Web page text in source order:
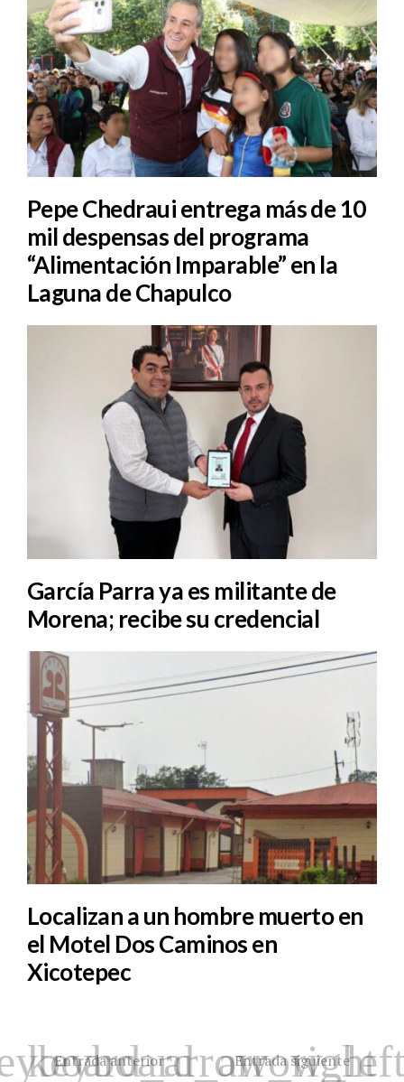
Pepe Chedraui entrega más de 10
mil despensas del programa
“Alimentación Imparable” en la
Laguna de Chapulco
García Parra ya es militante de
Morena; recibe su credencial
Localizan a un hombre muerto en
el Motel Dos Caminos en
Xicotepec
Entrada anterior Entrada siguiente